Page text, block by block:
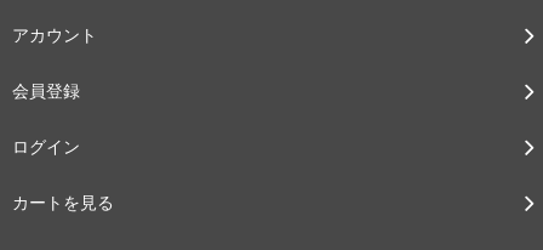
アカウント
会員登録
ログイン
カートを見る